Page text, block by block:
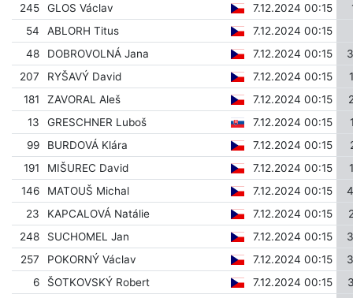
245
GLOS Václav 7.12.2024 00:15
54
ABLORH Titus
7.12.2024 00:15
48
DOBROVOLNÁ Jana 7.12.2024 00:15
207
RYŠAVÝ David 7.12.2024 00:15
181
ZAVORAL Aleš 7.12.2024 00:15
13
GRESCHNER Luboš 7.12.2024 00:15
99
BURDOVÁ Klára 7.12.2024 00:15
191
MIŠUREC David 7.12.2024 00:15
146
MATOUŠ Michal 7.12.2024 00:15
23
KAPCALOVÁ Natálie 7.12.2024 00:15
248
SUCHOMEL Jan 7.12.2024 00:15
257
POKORNÝ Václav 7.12.2024 00:15
6
ŠOTKOVSKÝ Robert 7.12.2024 00:15